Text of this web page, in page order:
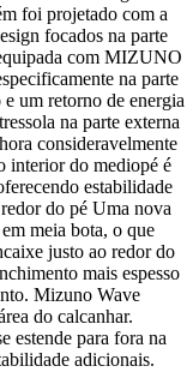
foi projetado com a
focados na parte
com MIZUNO
na parte
um retorno de energia
na parte externa
consideravelmente
interior do mediopé é
estabilidade
do pé Uma nova
meia bota, o que
justo ao redor do
mais espesso
Mizuno Wave
do calcanhar.
estende para fora na
adicionais.